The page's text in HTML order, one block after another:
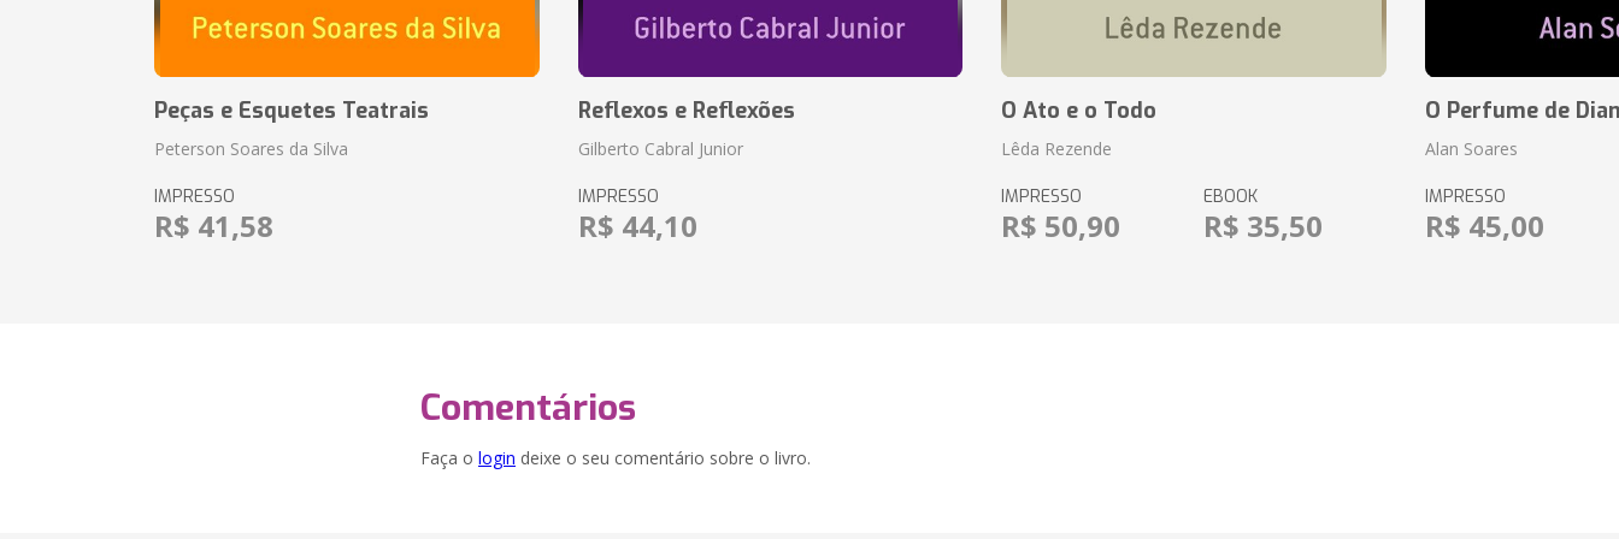
Peças e Esquetes Teatrais
Peterson Soares da Silva
IMPRESSO
R$ 41,58
Reflexos e Reflexões
Gilberto Cabral Junior
IMPRESSO
R$ 44,10
O Ato e o Todo
Lêda Rezende
IMPRESSO
R$ 50,90
EBOOK
R$ 35,50
O Perfume de
Alan Soares
IMPRESSO
R$ 45,00
Comentários
Faça o login deixe o seu comentário sobre o livro.